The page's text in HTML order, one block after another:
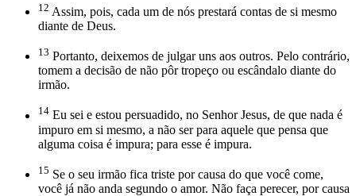
12 Assim, pois, cada um de nós prestará contas de si mesmo
diante de Deus.
13 Portanto, deixemos de julgar uns aos outros. Pelo contrário,
tomem a decisão de não pôr tropeço ou escândalo diante do
irmão.
14 Eu sei e estou persuadido, no Senhor Jesus, de que nada é
impuro em si mesmo, a não ser para aquele que pensa que
alguma coisa é impura; para esse é impura.
15 Se o seu irmão fica triste por causa do que você come,
você já não anda segundo o amor. Não faça perecer, por causa